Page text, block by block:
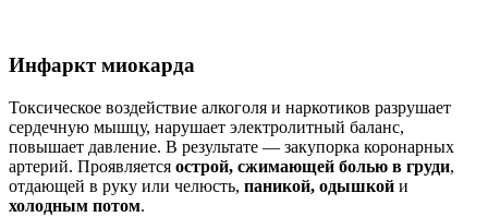
Инфаркт миокарда
Токсическое воздействие алкоголя и наркотиков разрушает
сердечную мышцу, нарушает электролитный баланс,
повышает давление. В результате — закупорка коронарных
артерий. Проявляется острой, сжимающей болью в груди,
отдающей в руку или челюсть, паникой, одышкой и
холодным потом.